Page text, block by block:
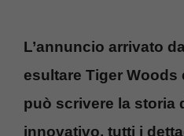
L’annuncio arrivato
esultare Tiger
può scrivere la storia
innovativo, tutti i